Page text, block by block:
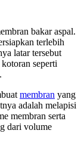
bakar aspal.
terlebih
latar tersebut
seperti
membran yang
adalah melapisi
membran serta
dari volume